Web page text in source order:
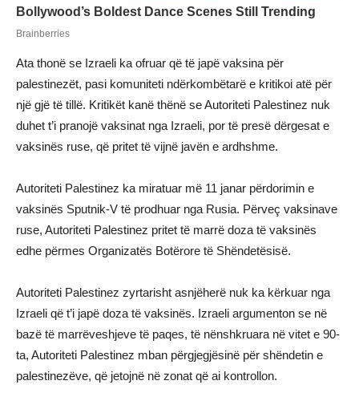
Ata thonë se Izraeli ka ofruar që të japë vaksina për
palestinezët, pasi komuniteti ndërkombëtarë e kritikoi atë për
një gjë të tillë. Kritikët kanë thënë se Autoriteti Palestinez nuk
duhet t’i pranojë vaksinat nga Izraeli, por të presë dërgesat e
vaksinës ruse, që pritet të vijnë javën e ardhshme.
Autoriteti Palestinez ka miratuar më 11 janar përdorimin e
vaksinës Sputnik-V të prodhuar nga Rusia. Përveç vaksinave
ruse, Autoriteti Palestinez pritet të marrë doza të vaksinës
edhe përmes Organizatës Botërore të Shëndetësisë.
Autoriteti Palestinez zyrtarisht asnjëherë nuk ka kërkuar nga
Izraeli që t’i japë doza të vaksinës. Izraeli argumenton se në
bazë të marrëveshjeve të paqes, të nënshkruara në vitet e 90-
ta, Autoriteti Palestinez mban përgjegjësinë për shëndetin e
palestinezëve, që jetojnë në zonat që ai kontrollon.